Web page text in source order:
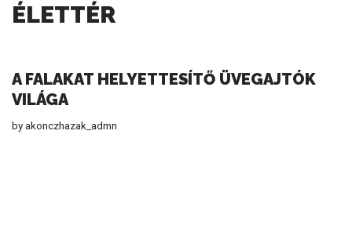
ÉLETTÉR
A FALAKAT HELYETTESÍTŐ ÜVEGAJTÓK
VILÁGA
byakonczhazak_admn